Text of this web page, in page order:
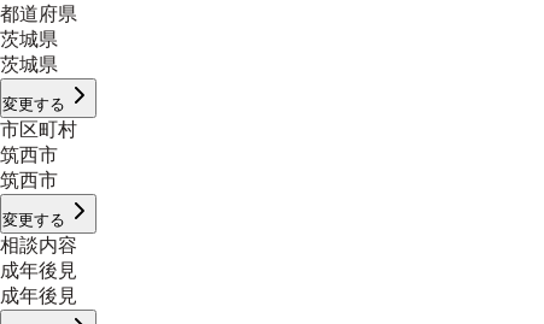
都道府県
茨城県
茨城県
変更する
市区町村
筑西市
筑西市
変更する
相談内容
成年後見
成年後見